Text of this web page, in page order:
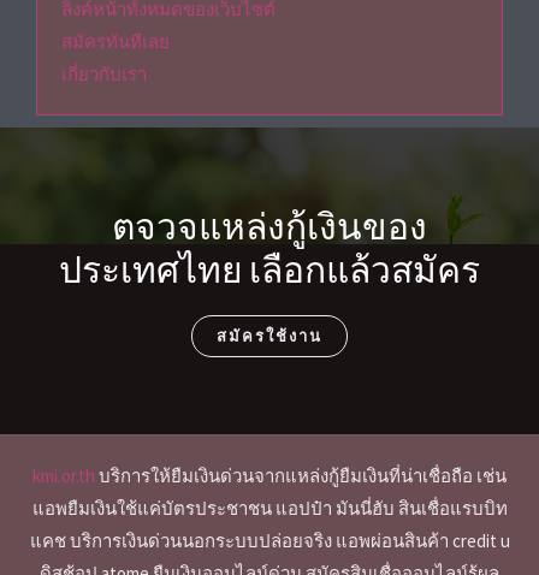
ลิงค์หน้าทั้งหมดของเว็บไซต์
สมัครทันทีเลย
เกี่ยวกับเรา
ตจวจแหล่งกู้เงินของ
ประเทศไทย เลือกแล้วสมัคร
สมัครใช้งาน
kmi.or.th บริการให้ยืมเงินด่วนจากแหล่งกู้ยืมเงินที่น่าเชื่อถือ เช่น
แอพยืมเงินใช้แค่บัตรประชาชน แอปป๋า มันนี่ฮับ สินเชื่อแรบบิท
แคช บริการเงินด่วนนอกระบบปล่อยจริง แอพผ่อนสินค้า credit u